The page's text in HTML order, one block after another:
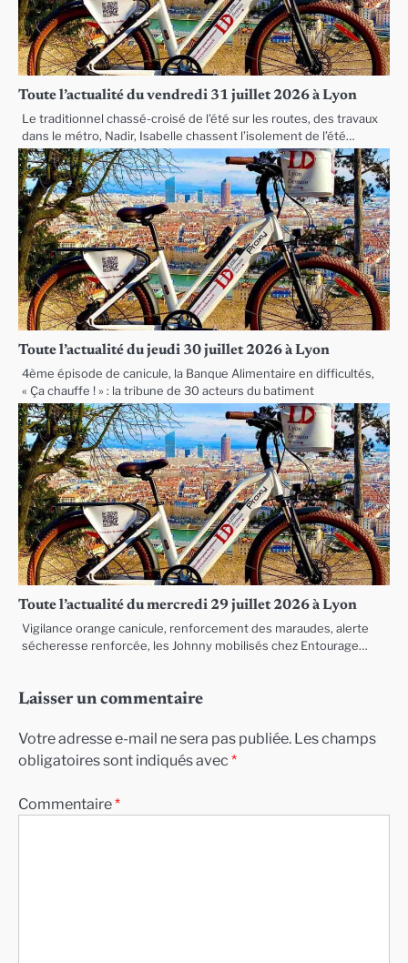
Toute l’actualité du vendredi 31 juillet 2026 à Lyon
Le traditionnel chassé-croisé de l’été sur les routes, des travaux
dans le métro, Nadir, Isabelle chassent l’isolement de l’été…
Toute l’actualité du jeudi 30 juillet 2026 à Lyon
4ème épisode de canicule, la Banque Alimentaire en difficultés,
« Ça chauffe ! » : la tribune de 30 acteurs du batiment
Toute l’actualité du mercredi 29 juillet 2026 à Lyon
Vigilance orange canicule, renforcement des maraudes, alerte
sécheresse renforcée, les Johnny mobilisés chez Entourage…
Laisser un commentaire
Votre adresse e-mail ne sera pas publiée. Les champs
obligatoires sont indiqués avec *
Commentaire*